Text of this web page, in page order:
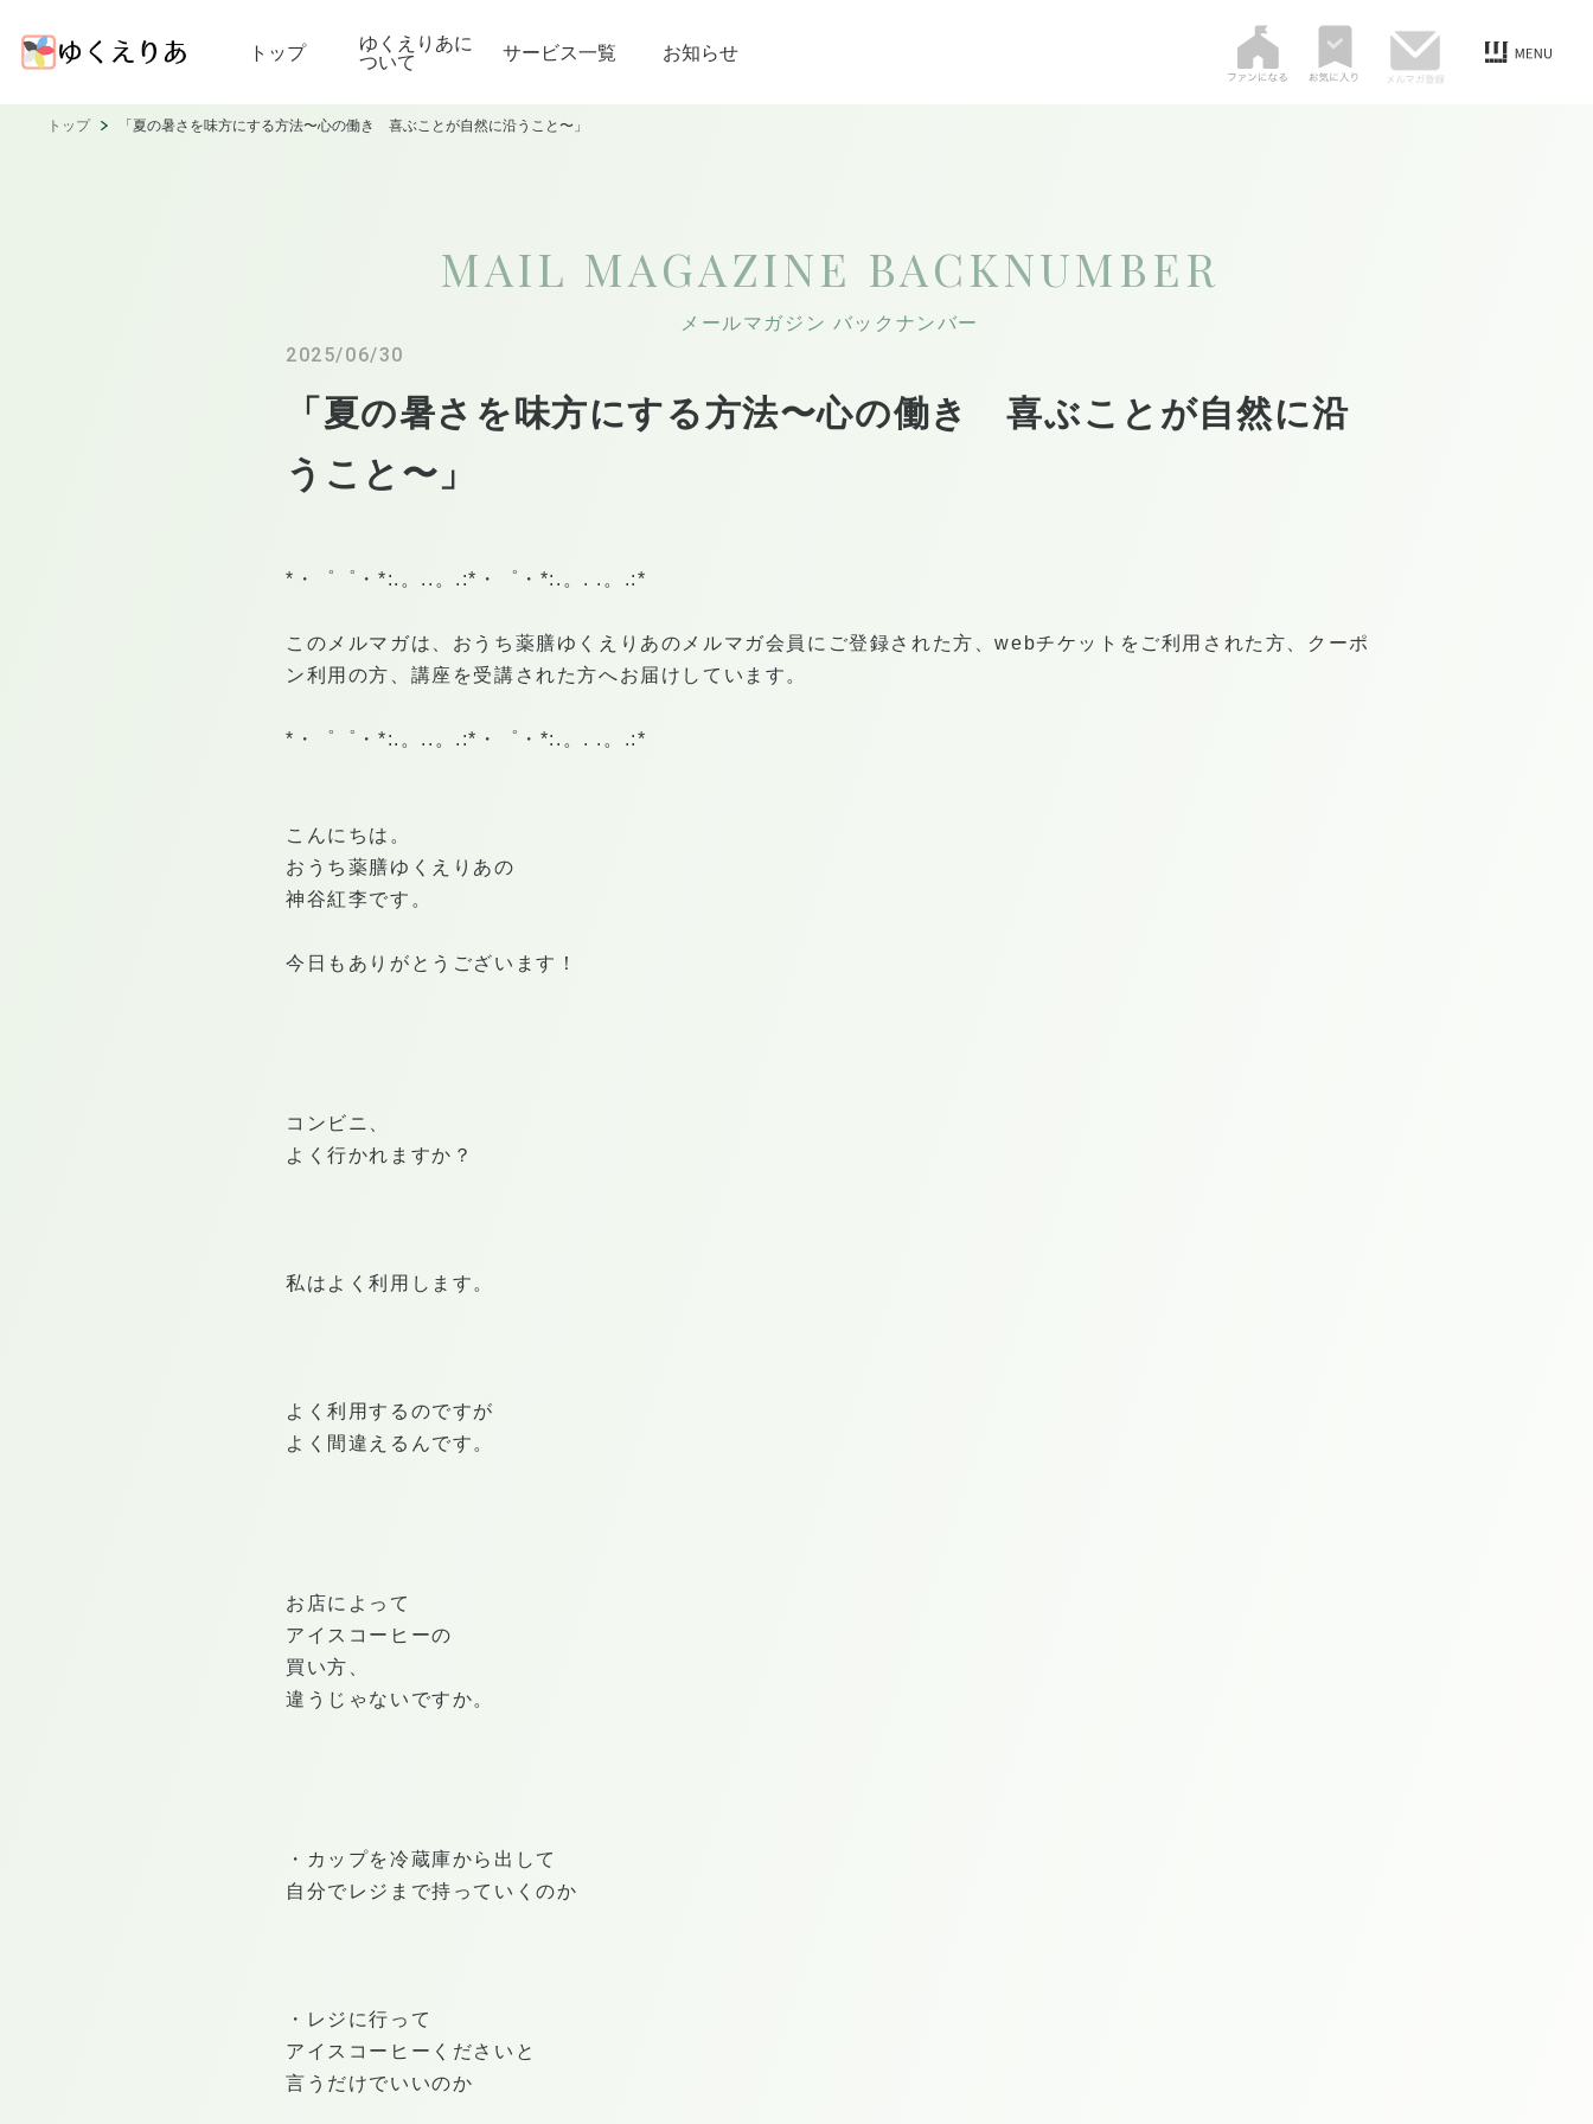
トップ ゆくえりあに
ついて サービス一覧 お知らせ
トップ 「夏の暑さを味方にする方法〜心の働き 喜ぶことが自然に沿うこと〜」
MAIL MAGAZINE BACKNUMBER
メールマガジン バックナンバー
2025/06/30
「夏の暑さを味方にする方法〜心の働き 喜ぶことが自然に沿
うこと〜」
*・゜゜・*:.。..。.:*・゜・*:.。. .。.:*
このメルマガは、おうち薬膳ゆくえりあのメルマガ会員にご登録された方、webチケットをご利用された方、クーポ
ン利用の方、講座を受講された方へお届けしています。
*・゜゜・*:.。..。.:*・゜・*:.。. .。.:*
こんにちは。
おうち薬膳ゆくえりあの
神谷紅李です。
今日もありがとうございます！
コンビニ、
よく行かれますか？
私はよく利用します。
よく利用するのですが
よく間違えるんです。
お店によって
アイスコーヒーの
買い方、
違うじゃないですか。
・カップを冷蔵庫から出して
自分でレジまで持っていくのか
・レジに行って
アイスコーヒーくださいと
言うだけでいいのか